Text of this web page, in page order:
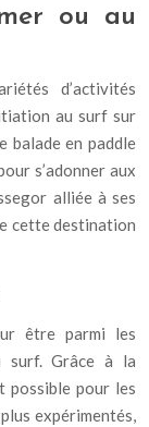
ou au
d’activités
au surf sur
balade en paddle
s’adonner aux
alliée à ses
cette destination
être parmi les
surf. Grâce à la
possible pour les
expérimentés,